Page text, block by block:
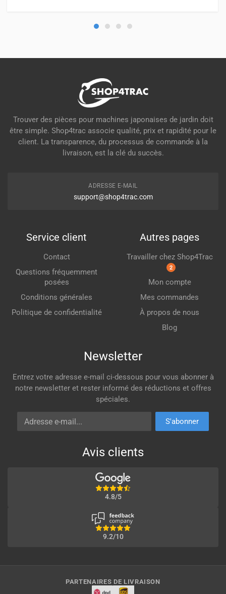
Trouver des pièces pour machines japonaises de jardin doit
être simple. Shop4trac associe qualité, prix et rapidité pour le
client. La transparence, du processus de commande à la
livraison, est la clé du succès.
ADRESSE E-MAIL
support@shop4trac.com
Service client
Contact
Questions fréquemment
posées
Conditions générales
Politique de confidentialité
Autres pages
Travailler chez Shop4Trac
2
Mon compte
Mes commandes
À propos de nous
Blog
Newsletter
Entrez votre adresse e-mail ci-dessous pour vous abonner à
notre newsletter et rester informé des réductions et offres
spéciales.
Adresse e-mail
S'abonner
Avis clients
4.8/5
9.2/10
PARTENAIRES DE LIVRAISON